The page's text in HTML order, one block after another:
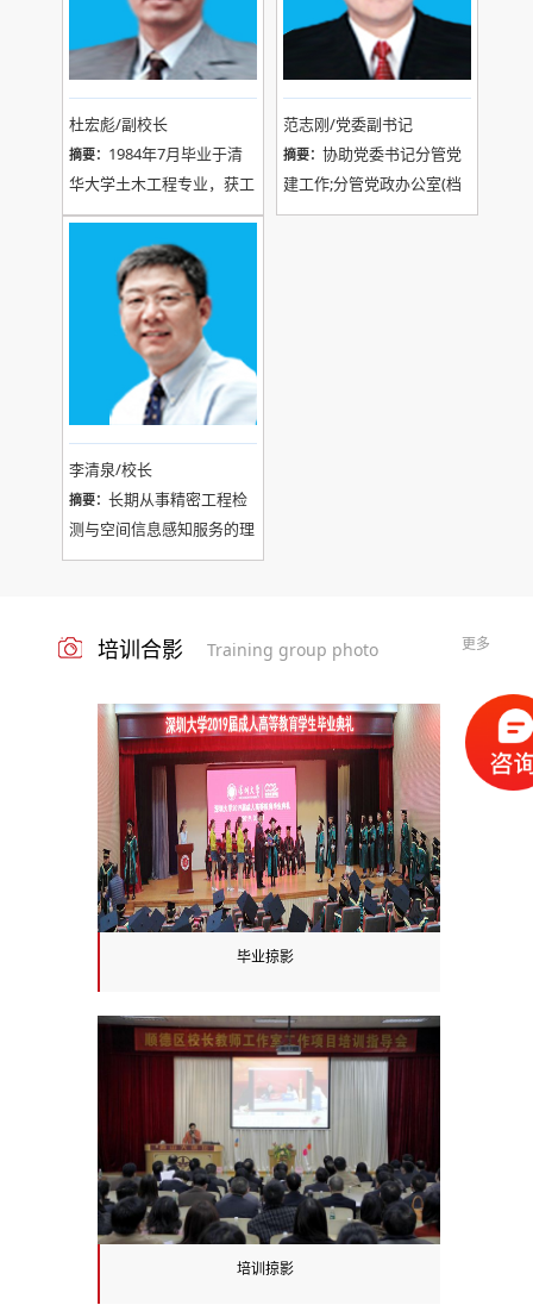
学院教授、博士生导师，广
东省多媒体信息服务工程中
心 主任;主讲深度学习数学
模型，人工智能，图像处
理，数字信号处理。研究兴
趣为多媒体信号处理、图像
处理,神经网络。
杜宏彪/副校长
摘要： 1984年7月毕业于清
华大学土木工程专业，获工
学学士学位。1986年3月毕
业于清华大学地震工程与防
护工程专业，获工学硕士学
位。1990年7月毕业于清华
大学地震工程与防护工程专
业，获工学博士学位。
范志刚/党委副书记
摘要： 协助党委书记分管党
建工作;分管党政办公室(档
案馆)、组织、统战、宣传
李清泉/校长
摘要： 长期从事精密工程检
测与空间信息感知服务的理
论研究与技术创新工作，在
信息服务等领域做出了突出
息新方向。作为973首席科
学家、基金委创新团队成
员、教育部新世纪优秀人才
和国务院特殊津贴获得者，
先后承担了973计划、863
计划、自然科学基金重点等
30余项科研项目，发表学术
论文400余篇，出版专著5
部，专利多项，获得国家及
培训合影 Training group photo 更多
毕业掠影
培训掠影